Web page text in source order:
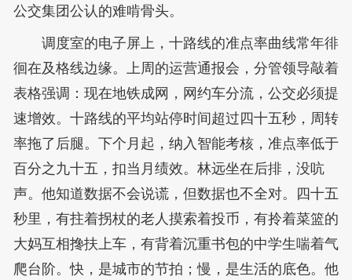
公交集团公认的难啃骨头。
调度室的电子屏上，十路线的准点率曲线常年徘
徊在及格线边缘。上周的运营通报会，分管领导敲着
表格强调：现在地铁成网，网约车分流，公交必须提
速增效。十路线的平均站停时间超过四十五秒，周转
率拖了后腿。下个月起，纳入智能考核，准点率低于
百分之九十五，扣当月绩效。林远坐在后排，没吭
声。他知道数据不会说谎，但数据也不全对。四十五
秒里，有拄着拐杖的老人摸索着投币，有拎着菜篮的
大妈互相搀扶上车，有背着沉重书包的中学生喘着气
爬台阶。快，是城市的节拍；慢，是生活的底色。他